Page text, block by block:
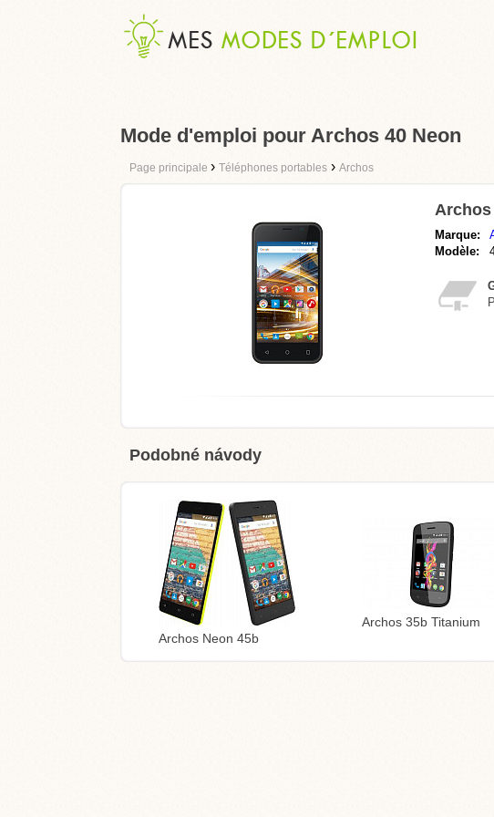
Mode d'emploi pour Archos 40 Neon
Page principale › Téléphones portables › Archos
Archos
Marque:
Modèle:
Podobné návody
Archos Neon 45b
Archos 35b Titanium